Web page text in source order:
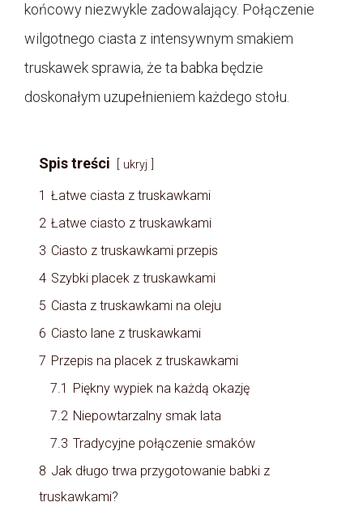
końcowy niezwykle zadowalający. Połączenie
wilgotnego ciasta z intensywnym smakiem
truskawek sprawia, że ta babka będzie
doskonałym uzupełnieniem każdego stołu.
Spis treści ukryj
1 Łatwe ciasta z truskawkami
2 Łatwe ciasto z truskawkami
3 Ciasto z truskawkami przepis
4 Szybki placek z truskawkami
5 Ciasta z truskawkami na oleju
6 Ciasto lane z truskawkami
7 Przepis na placek z truskawkami
7.1 Piękny wypiek na każdą okazję
7.2 Niepowtarzalny smak lata
7.3 Tradycyjne połączenie smaków
8 Jak długo trwa przygotowanie babki z
truskawkami?